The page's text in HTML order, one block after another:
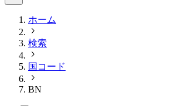
ホーム
検索
国コード
BN